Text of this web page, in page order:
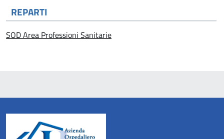
REPARTI
SOD Area Professioni Sanitarie